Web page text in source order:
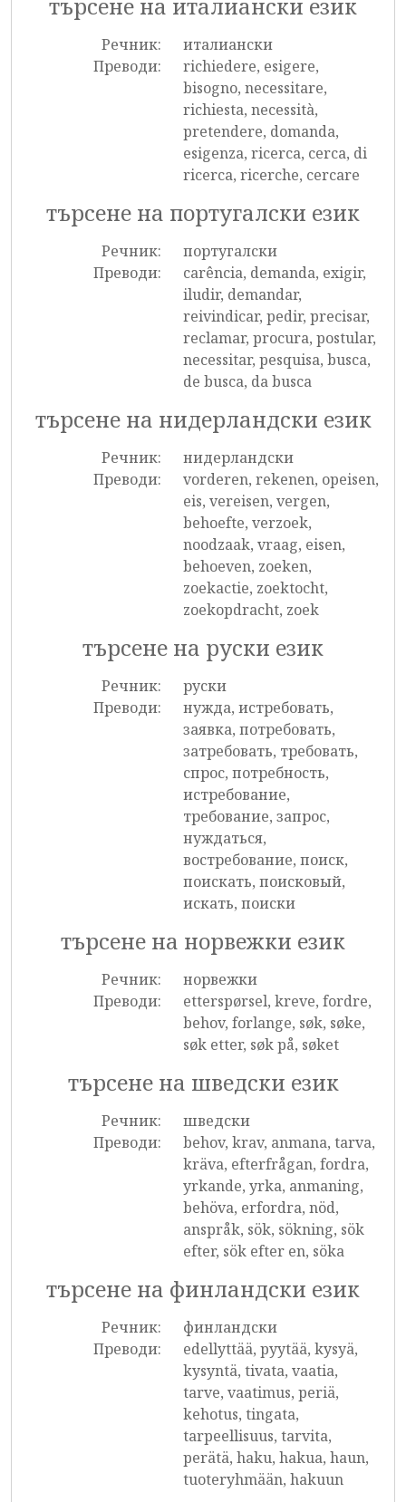
търсене на италиански език
Речник:
италиански
Преводи:
richiedere, esigere,
bisogno, necessitare,
richiesta, necessità,
pretendere, domanda,
esigenza, ricerca, cerca, di
ricerca, ricerche, cercare
търсене на португалски език
Речник:
португалски
Преводи:
carência, demanda, exigir,
iludir, demandar,
reivindicar, pedir, precisar,
reclamar, procura, postular,
necessitar, pesquisa, busca,
de busca, da busca
търсене на нидерландски език
Речник:
нидерландски
Преводи:
vorderen, rekenen, opeisen,
eis, vereisen, vergen,
behoefte, verzoek,
noodzaak, vraag, eisen,
behoeven, zoeken,
zoekactie, zoektocht,
zoekopdracht, zoek
търсене на руски език
Речник:
руски
Преводи:
нужда, истребовать,
заявка, потребовать,
затребовать, требовать,
спрос, потребность,
истребование,
требование, запрос,
нуждаться,
востребование, поиск,
поискать, поисковый,
искать, поиски
търсене на норвежки език
Речник:
норвежки
Преводи:
etterspørsel, kreve, fordre,
behov, forlange, søk, søke,
søk etter, søk på, søket
търсене на шведски език
Речник:
шведски
Преводи:
behov, krav, anmana, tarva,
kräva, efterfrågan, fordra,
yrkande, yrka, anmaning,
behöva, erfordra, nöd,
anspråk, sök, sökning, sök
efter, sök efter en, söka
търсене на финландски език
Речник:
финландски
Преводи:
edellyttää, pyytää, kysyä,
kysyntä, tivata, vaatia,
tarve, vaatimus, periä,
kehotus, tingata,
tarpeellisuus, tarvita,
perätä, haku, hakua, haun,
tuoteryhmään, hakuun